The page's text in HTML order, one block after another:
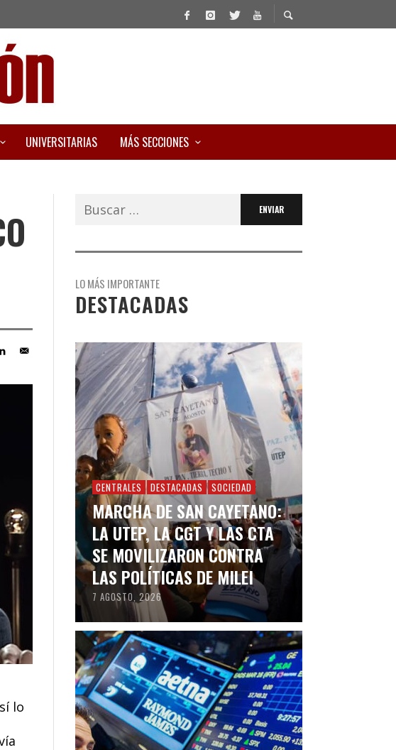
UNIVERSITARIAS MÁS SECCIONES
lo
Buscar:
LO MÁS IMPORTANTE
DESTACADAS
CENTRALES DESTACADAS SOCIEDAD
MARCHA DE SAN CAYETANO:
LA UTEP, LA CGT Y LAS CTA
SE MOVILIZARON CONTRA
LAS POLÍTICAS DE MILEI
7 AGOSTO, 2026